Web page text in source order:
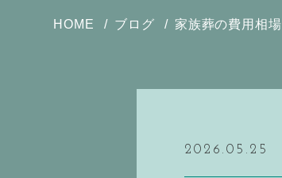
HOME ブログ 家族葬の費用相
2026.05.25